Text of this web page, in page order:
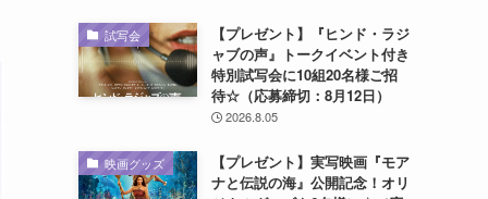
試写会
【プレゼント】『ヒンド・ラジ
ャブの声』トークイベント付き
特別試写会に10組20名様ご招
待☆（応募締切：8月12日）
2026.8.05
映画グッズ
【プレゼント】実写映画『モア
ナと伝説の海』公開記念！オリ